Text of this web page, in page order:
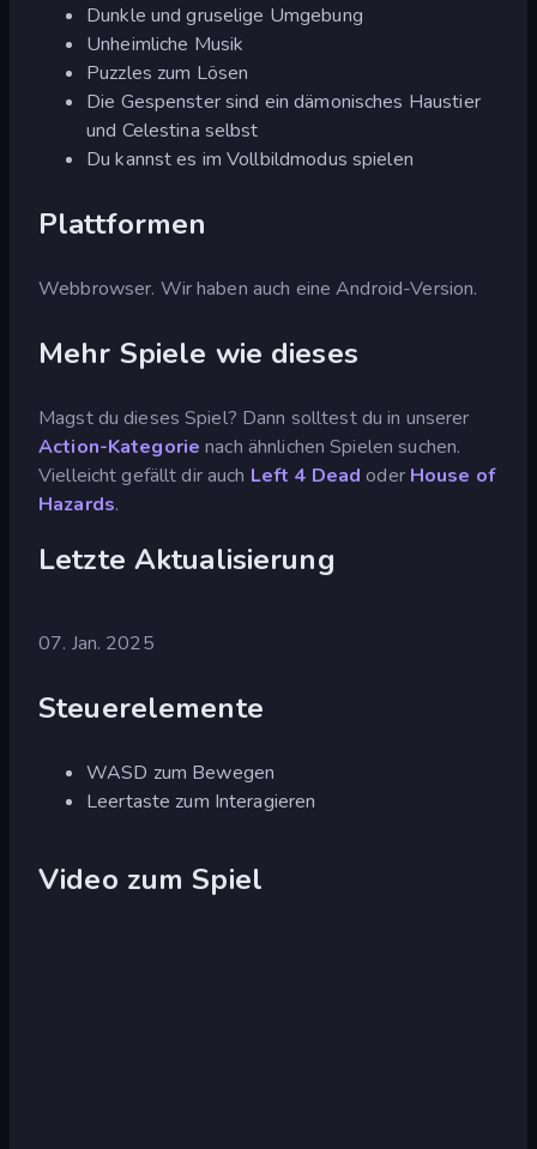
Dunkle und gruselige Umgebung
Unheimliche Musik
Puzzles zum Lösen
Die Gespenster sind ein dämonisches Haustier
und Celestina selbst
Du kannst es im Vollbildmodus spielen
Plattformen
Webbrowser. Wir haben auch eine Android-Version.
Mehr Spiele wie dieses
Magst du dieses Spiel? Dann solltest du in unserer
Action-Kategorienach ähnlichen Spielen suchen.
Vielleicht gefällt dir auch Left 4 Dead oder House of
Hazards.
Letzte Aktualisierung
07. Jan. 2025
Steuerelemente
WASD zum Bewegen
Leertaste zum Interagieren
Video zum Spiel